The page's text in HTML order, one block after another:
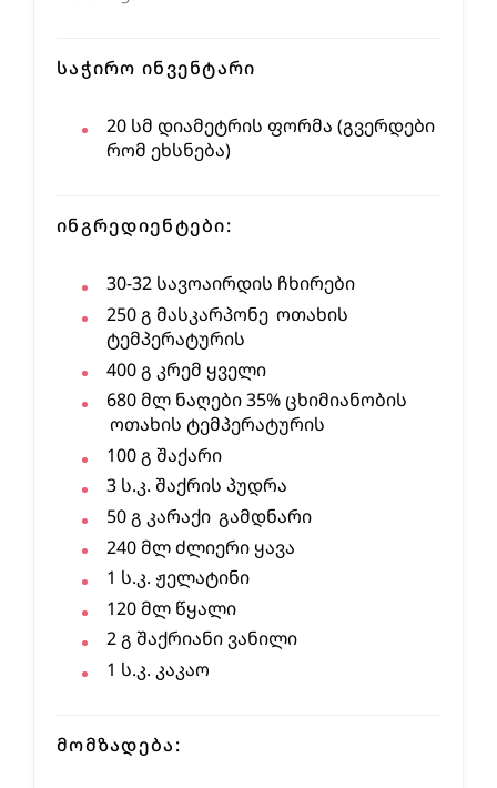
ᲡᲐᲭᲘᲠᲝ ᲘᲜᲕᲔᲜᲢᲐᲠᲘ
20 სმ დიამეტრის ფორმა (გვერდები
რომ ეხსნება)
ᲘᲜᲒᲠᲔᲓᲘᲔᲜᲢᲔᲑᲘ:
30-32 სავოაირდის ჩხირები
250გ მასკარპონე ოთახის
ტემპერატურის
400გ კრემ ყველი
680მლ ნაღები 35% ცხიმიანობის
ოთახის ტემპერატურის
100გ შაქარი
3 ს.კ. შაქრის პუდრა
50გ კარაქი გამდნარი
240მლძლიერი ყავა
1 ს.კ. ჟელატინი
120მლ წყალი
2გ შაქრიანი ვანილი
1 ს.კ. კაკაო
ᲛᲝᲛᲖᲐᲓᲔᲑᲐ: